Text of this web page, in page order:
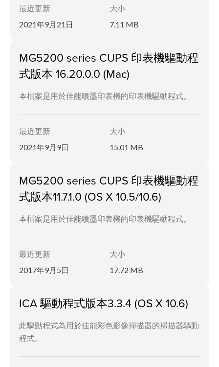
最近更新
2021年9月21日
大小
7.11 MB
MG5200 series CUPS 印表機驅動程
式版本 16.20.0.0 (Mac)
本檔案是用於佳能噴墨印表機的印表機驅動程式。
最近更新
2021年9月9日
大小
15.01 MB
MG5200 series CUPS 印表機驅動程
式版本11.7.1.0 (OS X 10.5/10.6)
本檔案是用於佳能噴墨印表機的印表機驅動程式。
最近更新
2017年9月5日
大小
17.72 MB
ICA 驅動程式版本3.3.4 (OS X 10.6)
此驅動程式為用於佳能彩色影像掃描器的掃描器驅動
程式。